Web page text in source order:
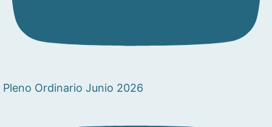
Pleno Ordinario Junio 2026